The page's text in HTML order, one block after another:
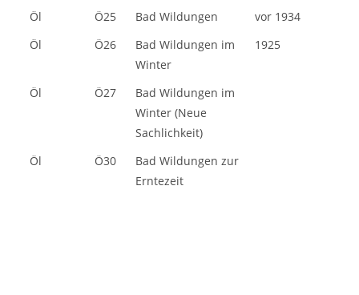
Öl Ö25 Bad Wildungen
vor 1934
Öl
Ö26
Bad Wildungen im
Winter
1925
Öl Ö27
Bad Wildungen im
Winter (Neue
Sachlichkeit)
Öl
Ö30
Bad Wildungen zur
Erntezeit